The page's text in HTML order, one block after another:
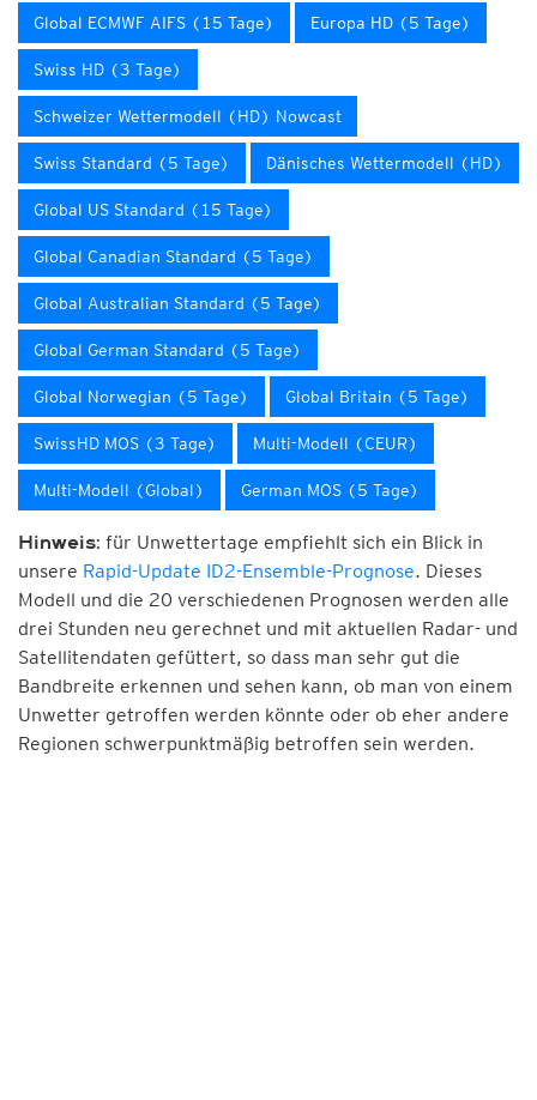
Global ECMWF AIFS (15 Tage) Europa HD (5 Tage)
Swiss HD (3 Tage)
Schweizer Wettermodell (HD) Nowcast
Swiss Standard (5 Tage) Dänisches Wettermodell (HD)
Global US Standard (15 Tage)
Global Canadian Standard (5 Tage)
Global Australian Standard (5 Tage)
Global German Standard (5 Tage)
Global Norwegian (5 Tage) Global Britain (5 Tage)
SwissHD MOS (3 Tage) Multi-Modell (CEUR)
Multi-Modell (Global) German MOS (5 Tage)
Hinweis: für Unwettertage empfiehlt sich ein Blick in
unsere Rapid-Update ID2-Ensemble-Prognose. Dieses
Modell und die 20 verschiedenen Prognosen werden alle
drei Stunden neu gerechnet und mit aktuellen Radar- und
Satellitendaten gefüttert, so dass man sehr gut die
Bandbreite erkennen und sehen kann, ob man von einem
Unwetter getroffen werden könnte oder ob eher andere
Regionen schwerpunktmäßig betroffen sein werden.